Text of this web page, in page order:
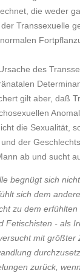
die weder
Transsexuelle
des
gilt aber, daß
die Sexualität,
der
ab und sucht
begnügt sich
sich dem
zu dem
Fetischisten - als
mit größter
zurück,